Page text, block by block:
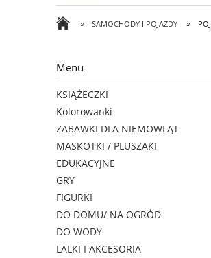
» SAMOCHODY I POJAZDY »
Menu
KSIĄŻECZKI
Kolorowanki
ZABAWKI DLA NIEMOWLĄT
MASKOTKI / PLUSZAKI
EDUKACYJNE
GRY
FIGURKI
DO DOMU/ NA OGRÓD
DO WODY
LALKI I AKCESORIA